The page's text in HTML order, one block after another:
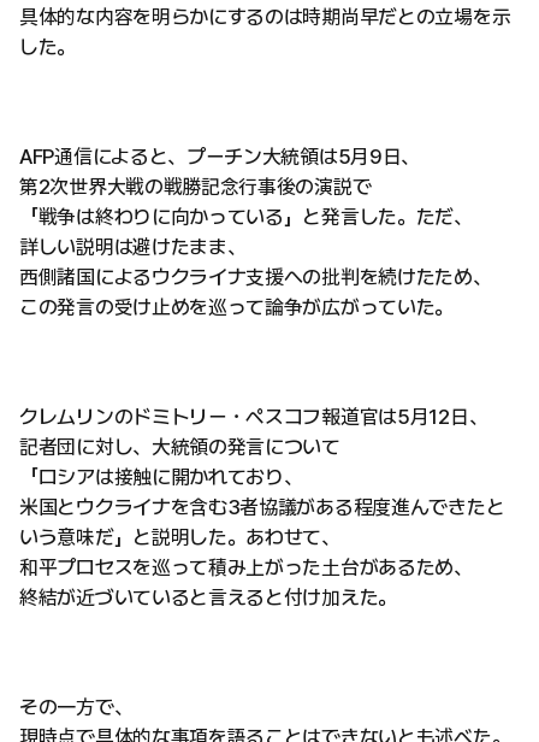
具体的な内容を明らかにするのは時期尚早だとの立場を示
した。
AFP通信によると、プーチン大統領は5月9日、
第2次世界大戦の戦勝記念行事後の演説で
「戦争は終わりに向かっている」と発言した。ただ、
詳しい説明は避けたまま、
西側諸国によるウクライナ支援への批判を続けたため、
この発言の受け止めを巡って論争が広がっていた。
クレムリンのドミトリー・ペスコフ報道官は5月12日、
記者団に対し、大統領の発言について
「ロシアは接触に開かれており、
米国とウクライナを含む3者協議がある程度進んできたと
いう意味だ」と説明した。あわせて、
和平プロセスを巡って積み上がった土台があるため、
終結が近づいていると言えると付け加えた。
その一方で、
現時点で具体的な事項を語ることはできないとも述べた。